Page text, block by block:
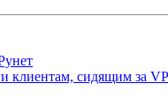
клиентам, сидящим за